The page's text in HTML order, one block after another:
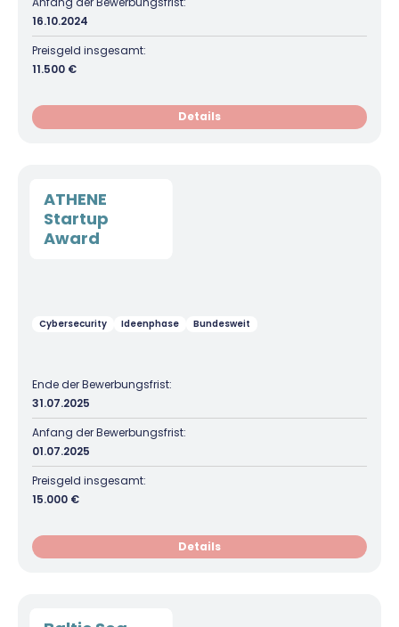
16.10.2024
Preisgeld insgesamt:
11.500 €
Details
ATHENE
Startup
Award
Cybersecurity Ideenphase Bundesweit
Ende der Bewerbungsfrist:
31.07.2025
Anfang der Bewerbungsfrist:
01.07.2025
Preisgeld insgesamt:
15.000 €
Details